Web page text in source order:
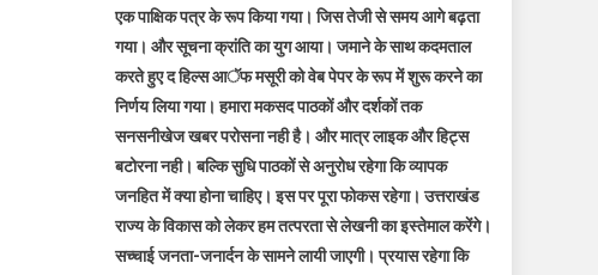
एक पाक्षिक पत्र के रूप किया गया। जिस तेजी से समय आगे बढ़ता
गया। और सूचना क्रांति का युग आया। जमाने के साथ कदमताल
करते हुए द हिल्स आॅफ मसूरी को वेब पेपर के रूप में शुरू करने का
निर्णय लिया गया। हमारा मकसद पाठकों और दर्शकों तक
सनसनीखेज खबर परोसना नही है। और मात्र लाइक और हिट्स
बटोरना नही। बल्कि सुधि पाठकों से अनुरोध रहेगा कि व्यापक
जनहित में क्या होना चाहिए। इस पर पूरा फोकस रहेगा। उत्तराखंड
राज्य के विकास को लेकर हम तत्परता से लेखनी का इस्तेमाल करेंगे।
सच्चाई जनता-जनार्दन के सामने लायी जाएगी। प्रयास रहेगा कि